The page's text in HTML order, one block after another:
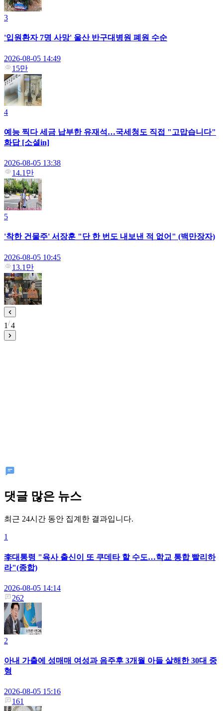
3
'입원환자 7명 사망' 울산 반구대병원 폐원 수순
2026-08-05 14:49
15만
4
예능 찍다 세금 납부한 유재석…국세청도 직접 "고맙습니다"
화답 [소셜in]
2026-08-05 13:38
14.1만
5
'착한 건물주' 서장훈 "단 한 번도 내보낸 적 없어" (백만장자)
2026-08-05 10:45
13.1만
1 4
댓글 많은 뉴스
최근 24시간 동안 집계한 결과입니다.
1
李대통령 "육사 출신이 또 쿠데타 할 수도…학교 통합 빨리하
라"(종합)
2026-08-05 14:14
262
2
아내 가출에 성매매 여성과 음주후 3개월 아들 살해한 30대 중
형
2026-08-05 15:16
161